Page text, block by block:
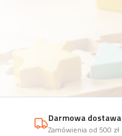
Darmowa dostawa
Zamówienia od 500 zł